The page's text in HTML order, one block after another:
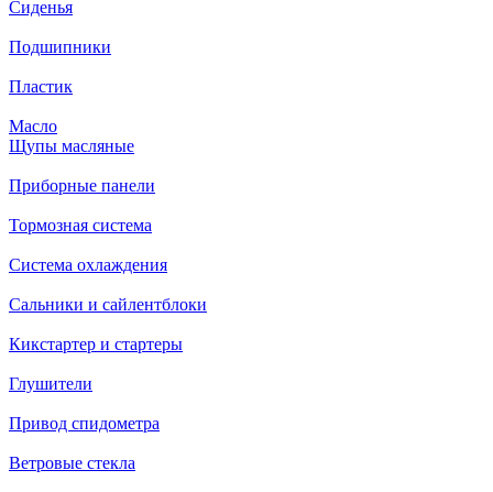
Сиденья
Подшипники
Пластик
Масло
Щупы масляные
Приборные панели
Тормозная система
Система охлаждения
Сальники и сайлентблоки
Кикстартер и стартеры
Глушители
Привод спидометра
Ветровые стекла